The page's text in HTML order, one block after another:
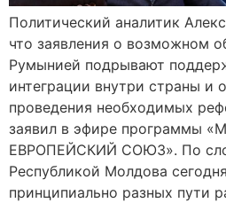
Политический аналитик
что заявления о возможном
Румынией подрывают
интеграции внутри страны и
проведения необходимых
заявил в эфире программы
ЕВРОПЕЙСКИЙ СОЮЗ». По
Республикой Молдова
принципиально разных пути